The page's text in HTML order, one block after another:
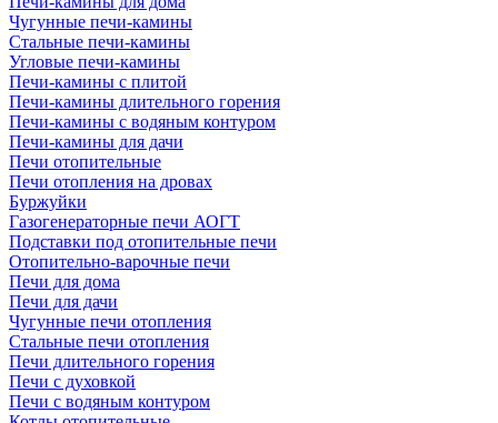
Чугунные печи-камины
Стальные печи-камины
Угловые печи-камины
Печи-камины с плитой
Печи-камины длительного горения
Печи-камины с водяным контуром
Печи-камины для дачи
Печи отопительные
Печи отопления на дровах
Буржуйки
Газогенераторные печи АОГТ
Подставки под отопительные печи
Отопительно-варочные печи
Печи для дома
Печи для дачи
Чугунные печи отопления
Стальные печи отопления
Печи длительного горения
Печи с духовкой
Печи с водяным контуром